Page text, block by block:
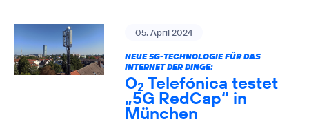
05. April 2024
NEUE 5G-TECHNOLOGIE FÜR DAS
INTERNET DER DINGE:
O2 Telefónica testet
„5G RedCap“ in
München